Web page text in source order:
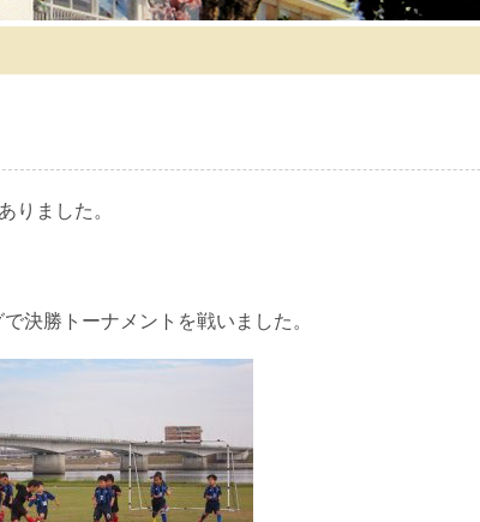
りました。
決勝トーナメントを戦いました。